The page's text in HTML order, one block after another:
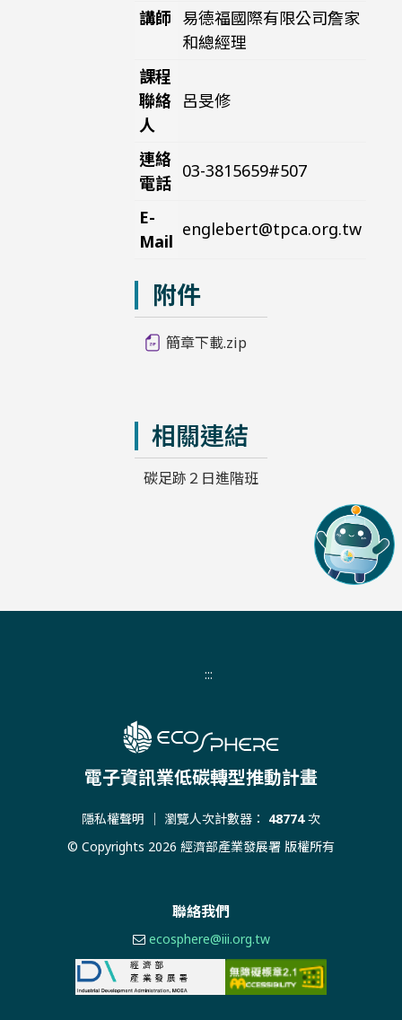
講師 易德福國際有限公司詹家
和總經理
課程
聯絡
人
呂旻修
連絡
電話
03-3815659#507
E-
Mail
englebert@tpca.org.tw
附件
簡章下載.zip
相關連結
碳足跡２日進階班
:::
電子資訊業低碳轉型推動計畫
隱私權聲明 ｜ 瀏覽人次計數器： 48774次
© Copyrights 2026 經濟部產業發展署 版權所有
聯絡我們
ecosphere@iii.org.tw